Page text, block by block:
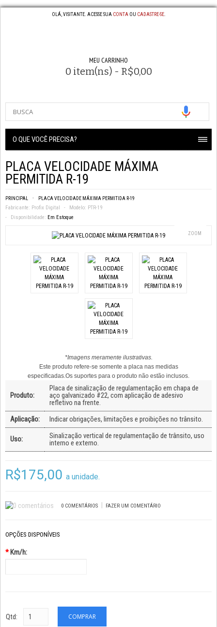
OLÁ, VISITANTE. ACESSE SUA CONTA OU CADASTRE-SE.
MEU CARRINHO
0 item(ns) - R$0,00
O QUE VOCÊ PRECISA?
PLACA VELOCIDADE MÁXIMA
PERMITIDA R-19
PRINCIPAL PLACA VELOCIDADE MÁXIMA PERMITIDA R-19
Fabricante: Profix Digital Modelo: PTR-19
Disponibilidade: Em Estoque
ZOOM
*Imagens meramente ilustrativas.
Este produto refere-se somente a placa nas medidas
especificadas.Os suportes para o produto não estão inclusos.
Produto:
Placa de sinalização de regulamentação em chapa de
aço galvanizado #22, com aplicação de adesivo
refletivo na frente.
Aplicação:
Indicar obrigações, limitações e proibições no trânsito.
Uso:
Sinalização vertical de regulamentação de trânsito, uso
interno e externo.
R$175,00 a unidade.
0 COMENTÁRIOS | FAZER UM COMENTÁRIO
OPÇÕES DISPONÍVEIS
* Km/h:
Qtd: